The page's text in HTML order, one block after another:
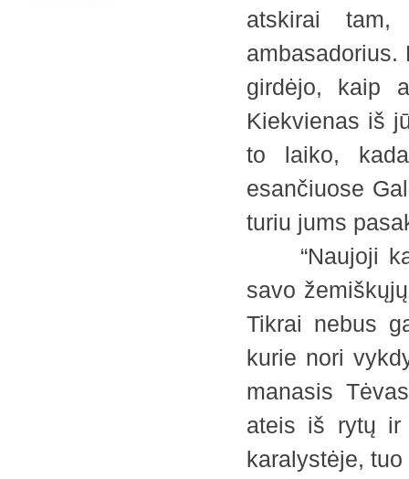
atskirai tam,
girdėjo, kaip
Kiekvienas iš
to laiko,
esančiuose
turiu jums
“Naujoji
savo
Tikrai nebus
kurie nori
manasis
ateis iš rytų ir
karalystėje,